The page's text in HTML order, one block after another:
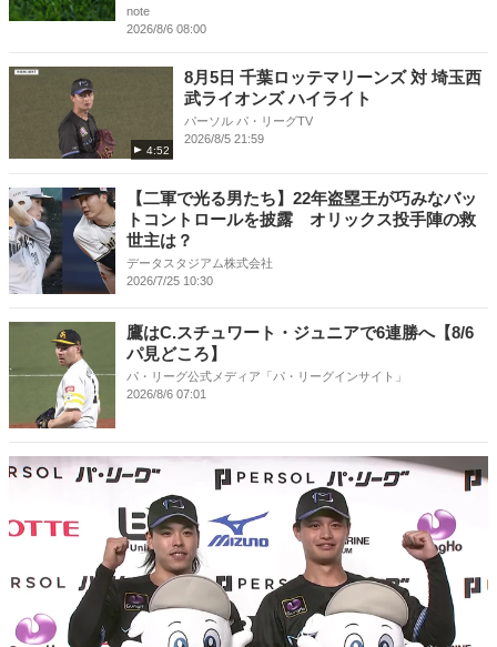
note
2026/8/6 08:00
4:52
8月5日 千葉ロッテマリーンズ 対 埼玉西
武ライオンズ ハイライト
パーソル パ・リーグTV
2026/8/5 21:59
【二軍で光る男たち】22年盗塁王が巧みなバッ
トコントロールを披露 オリックス投手陣の救
世主は？
データスタジアム株式会社
2026/7/25 10:30
鷹はC.スチュワート・ジュニアで6連勝へ【8/6
パ見どころ】
パ・リーグ公式メディア「パ・リーグインサイト」
2026/8/6 07:01